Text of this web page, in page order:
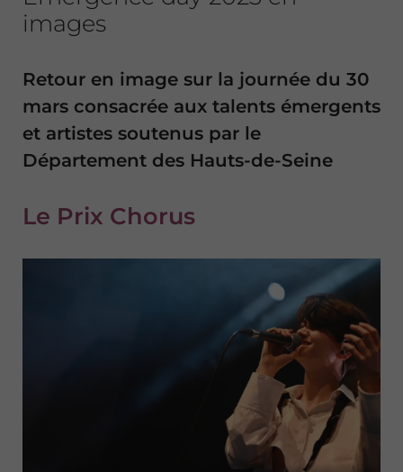
images
Retour en image sur la journée du 30
mars consacrée aux talents émergents
et artistes soutenus par le
Département des Hauts-de-Seine
Le Prix Chorus